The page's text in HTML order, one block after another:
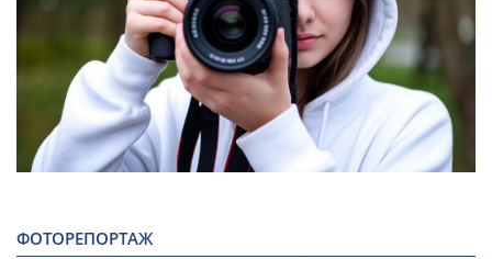
ФОТОРЕПОРТАЖ